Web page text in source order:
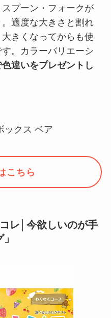
プーン・フォークが
適度な大きさと割れ
きくなってからも使
。カラーバリエーシ
色違いをプレゼントし
ックス ベア
こちら
レ│今欲しいのが手